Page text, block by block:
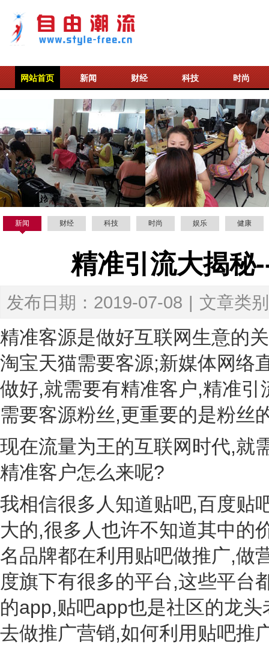
网站首页 新闻 财经 科技 时尚
新闻 财经 科技 时尚 娱乐 健康
精准引流大揭秘
发布日期：2019-07-08 | 文章类
精准客源是做好互联网生意的
淘宝天猫需要客源;新媒体网络
做好,就需要有精准客户,精准
需要客源粉丝,更重要的是粉丝
现在流量为王的互联网时代,就
精准客户怎么来呢?
我相信很多人知道贴吧,百度贴
大的,很多人也许不知道其中的
名品牌都在利用贴吧做推广,做
度旗下有很多的平台,这些平台
的app,贴吧app也是社区的龙
去做推广营销,如何利用贴吧推